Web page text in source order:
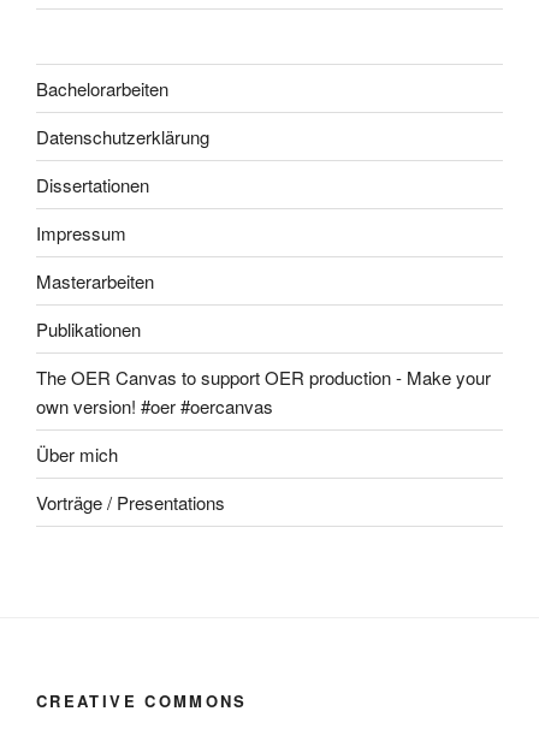
Bachelorarbeiten
Datenschutzerklärung
Dissertationen
Impressum
Masterarbeiten
Publikationen
The OER Canvas to support OER production - Make your
own version! #oer #oercanvas
Über mich
Vorträge / Presentations
CREATIVE COMMONS